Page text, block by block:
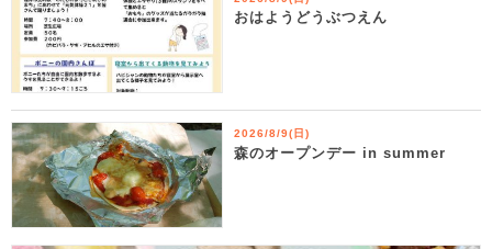
おはようどうぶつえん
2026/8/9(日)
森のオープンデー in summer